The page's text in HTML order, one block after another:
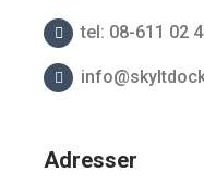
tel: 08-611 02
Adresser